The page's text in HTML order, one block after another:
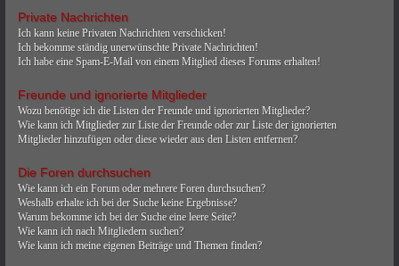
Private Nachrichten
Ich kann keine Privaten Nachrichten verschicken!
Ich bekomme ständig unerwünschte Private Nachrichten!
Ich habe eine Spam-E-Mail von einem Mitglied dieses Forums erhalten!
Freunde und ignorierte Mitglieder
Wozu benötige ich die Listen der Freunde und ignorierten Mitglieder?
Wie kann ich Mitglieder zur Liste der Freunde oder zur Liste der ignorierten
Mitglieder hinzufügen oder diese wieder aus den Listen entfernen?
Die Foren durchsuchen
Wie kann ich ein Forum oder mehrere Foren durchsuchen?
Weshalb erhalte ich bei der Suche keine Ergebnisse?
Warum bekomme ich bei der Suche eine leere Seite?
Wie kann ich nach Mitgliedern suchen?
Wie kann ich meine eigenen Beiträge und Themen finden?